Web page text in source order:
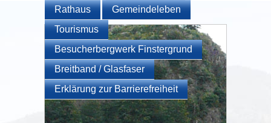
Rathaus
Gemeindeleben
Tourismus
Besucherbergwerk Finstergrund
Breitband / Glasfaser
Erklärung zur Barrierefreiheit